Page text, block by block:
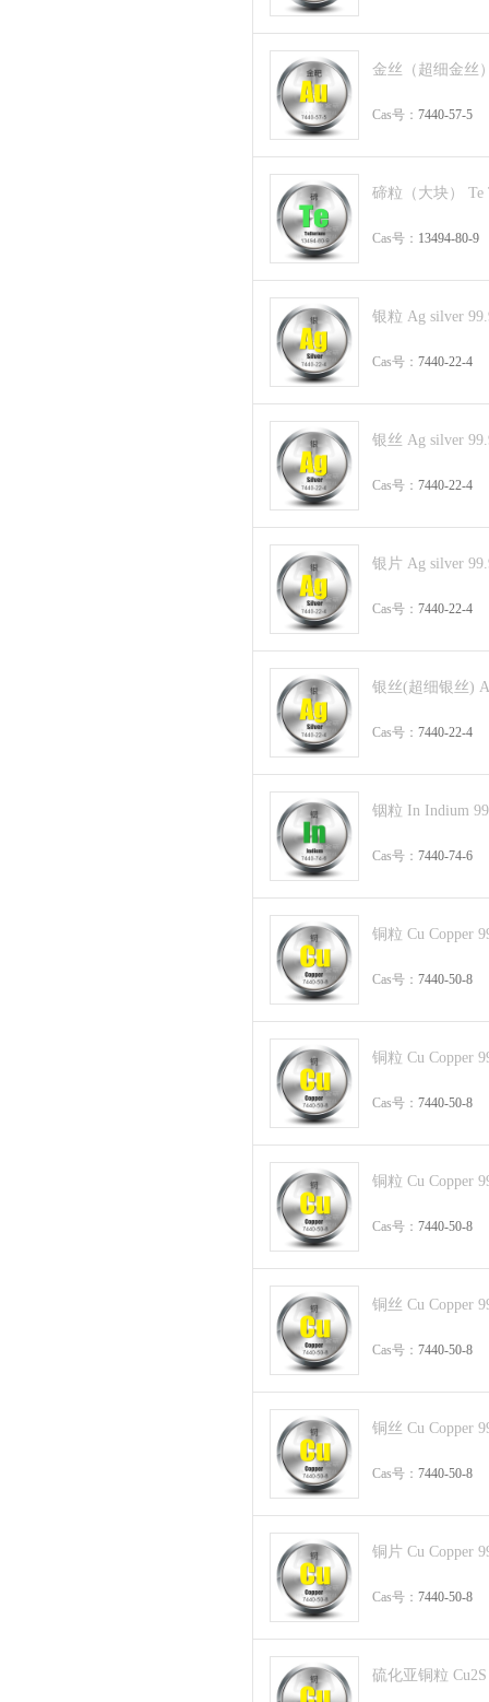
金丝（超细金丝
Cas号： 7440-57-5
碲粒（大块） Te
Cas号： 13494-80-9
银粒 Ag silver
Cas号： 7440-22-4
银丝 Ag silver
Cas号： 7440-22-4
银片 Ag silver
Cas号： 7440-22-4
银丝(超细银丝)
Cas号： 7440-22-4
铟粒 In Indium
Cas号： 7440-74-6
铜粒 Cu Copper
Cas号： 7440-50-8
铜粒 Cu Copper
Cas号： 7440-50-8
铜粒 Cu Copper
Cas号： 7440-50-8
铜丝 Cu Copper
Cas号： 7440-50-8
铜丝 Cu Copper
Cas号： 7440-50-8
铜片 Cu Copper
Cas号： 7440-50-8
硫化亚铜粒